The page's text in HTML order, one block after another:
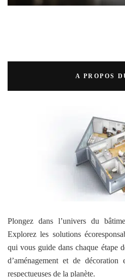
A PROPOS
Plongez dans l’univers du
Explorez les solutions
qui vous guide dans chaque étape
d’aménagement et de
respectueuses de la planète.